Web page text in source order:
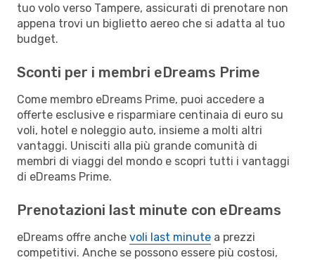
tuo volo verso Tampere, assicurati di prenotare non
appena trovi un biglietto aereo che si adatta al tuo
budget.
Sconti per i membri eDreams Prime
Come membro eDreams Prime, puoi accedere a
offerte esclusive e risparmiare centinaia di euro su
voli, hotel e noleggio auto, insieme a molti altri
vantaggi. Unisciti alla più grande comunità di
membri di viaggi del mondo e scopri tutti i vantaggi
di eDreams Prime.
Prenotazioni last minute con eDreams
eDreams offre anche voli last minute a prezzi
competitivi. Anche se possono essere più costosi,